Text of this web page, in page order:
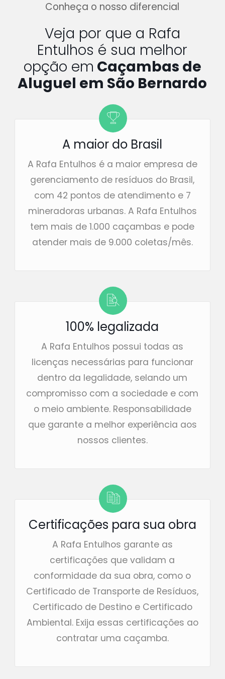
Conheça o nosso diferencial
Veja por que a Rafa
Entulhos é sua melhor
opção em Caçambas de
Aluguel em São Bernardo
A maior do Brasil
A Rafa Entulhos é a maior empresa de
gerenciamento de resíduos do Brasil,
com 42 pontos de atendimento e 7
mineradoras urbanas. A Rafa Entulhos
tem mais de 1.000 caçambas e pode
atender mais de 9.000 coletas/mês.
100% legalizada
A Rafa Entulhos possui todas as
licenças necessárias para funcionar
dentro da legalidade, selando um
compromisso com a sociedade e com
o meio ambiente. Responsabilidade
que garante a melhor experiência aos
nossos clientes.
Certificações para sua obra
A Rafa Entulhos garante as
certificações que validam a
conformidade da sua obra, como o
Certificado de Transporte de Resíduos,
Certificado de Destino e Certificado
Ambiental. Exija essas certificações ao
contratar uma caçamba.